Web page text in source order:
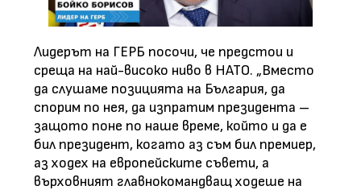
Лидерът на ГЕРБ посочи, че предстои и
среща на най-високо ниво в НАТО. „Вместо
да слушаме позицията на България, да
спорим по нея, да изпратим президента –
защото поне по наше време, който и да е
бил президент, когато аз съм бил премиер,
аз ходех на европейските съвети, а
върховният главнокомандващ ходеше на